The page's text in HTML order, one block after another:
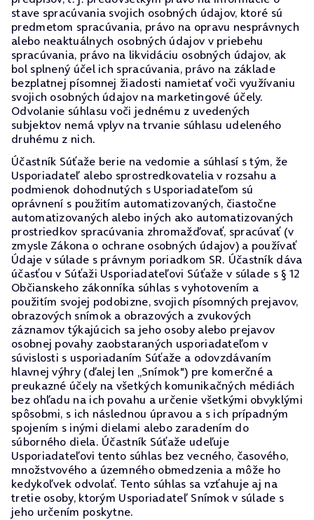
stave spracúvania svojich osobných údajov, ktoré sú
predmetom spracúvania, právo na opravu nesprávnych
alebo neaktuálnych osobných údajov v priebehu
spracúvania, právo na likvidáciu osobných údajov, ak
bol splnený účel ich spracúvania, právo na základe
bezplatnej písomnej žiadosti namietať voči využívaniu
svojich osobných údajov na marketingové účely.
Odvolanie súhlasu voči jednému z uvedených
subjektov nemá vplyv na trvanie súhlasu udeleného
druhému z nich.
Účastník Súťaže berie na vedomie a súhlasí s tým, že
Usporiadateľ alebo sprostredkovatelia v rozsahu a
podmienok dohodnutých s Usporiadateľom sú
oprávnení s použitím automatizovaných, čiastočne
automatizovaných alebo iných ako automatizovaných
prostriedkov spracúvania zhromažďovať, spracúvať (v
zmysle Zákona o ochrane osobných údajov) a používať
Údaje v súlade s právnym poriadkom SR. Účastník dáva
účasťou v Súťaži Usporiadateľovi Súťaže v súlade s § 12
Občianskeho zákonníka súhlas s vyhotovením a
použitím svojej podobizne, svojich písomných prejavov,
obrazových snímok a obrazových a zvukových
záznamov týkajúcich sa jeho osoby alebo prejavov
osobnej povahy zaobstaraných usporiadateľom v
súvislosti s usporiadaním Súťaže a odovzdávaním
hlavnej výhry (ďalej len „Snímok") pre komerčné a
preukazné účely na všetkých komunikačných médiách
bez ohľadu na ich povahu a určenie všetkými obvyklými
spôsobmi, s ich následnou úpravou a s ich prípadným
spojením s inými dielami alebo zaradením do
súborného diela. Účastník Súťaže udeľuje
Usporiadateľovi tento súhlas bez vecného, časového,
množstvového a územného obmedzenia a môže ho
kedykoľvek odvolať. Tento súhlas sa vzťahuje aj na
tretie osoby, ktorým Usporiadateľ Snímok v súlade s
jeho určením poskytne.